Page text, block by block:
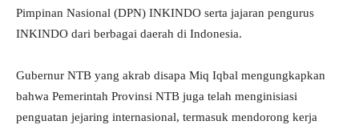
Pimpinan Nasional (DPN) INKINDO serta jajaran pengurus
INKINDO dari berbagai daerah di Indonesia.
Gubernur NTB yang akrab disapa Miq Iqbal mengungkapkan
bahwa Pemerintah Provinsi NTB juga telah menginisiasi
penguatan jejaring internasional, termasuk mendorong kerja